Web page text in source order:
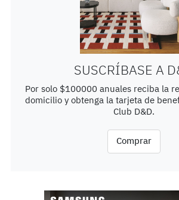
SUSCRÍBASE A
Por solo $100000 anuales reciba la
domicilio y obtenga la tarjeta de
Club D&D.
Comprar